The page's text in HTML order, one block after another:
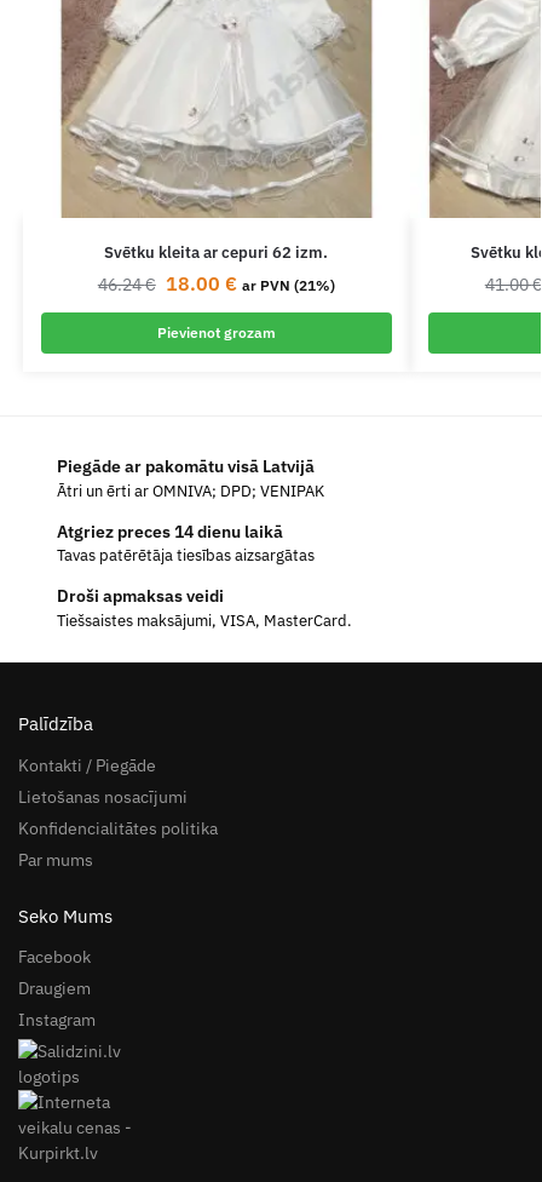
Svētku kleita ar cepuri 62 izm.
46.24€ 18.00 € ar PVN (21%)
Pievienot grozam
Svētku
41.00€
Piegāde ar pakomātu visā Latvijā
Ātri un ērti ar OMNIVA; DPD; VENIPAK
Atgriez preces 14 dienu laikā
Tavas patērētāja tiesības aizsargātas
Droši apmaksas veidi
Tiešsaistes maksājumi, VISA, MasterCard.
Palīdzība
Kontakti / Piegāde
Lietošanas nosacījumi
Konfidencialitātes politika
Par mums
Seko Mums
Facebook
Draugiem
Instagram